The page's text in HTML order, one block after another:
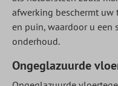
afwerking beschermt
en puin, waardoor u een
onderhoud.
Ongeglazuurde